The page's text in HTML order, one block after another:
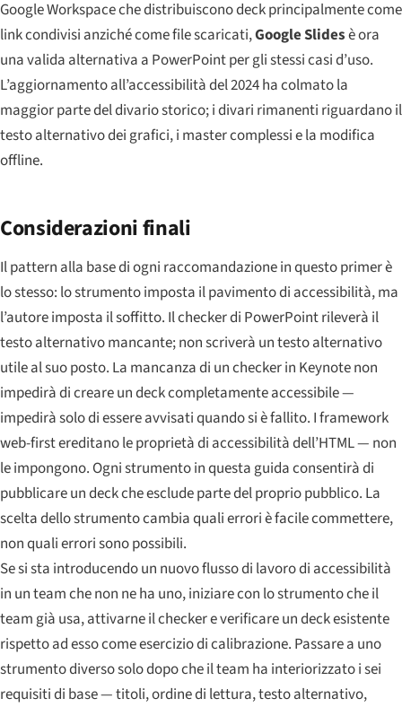
Google Workspace che distribuiscono deck principalmente come
link condivisi anziché come file scaricati,Google Slidesè ora
una valida alternativa a PowerPoint per gli stessi casi d’uso.
L’aggiornamento all’accessibilità del 2024 ha colmato la
maggior parte del divario storico; i divari rimanenti riguardano il
testo alternativo dei grafici, i master complessi e la modifica
offline.
Considerazioni finali
Il pattern alla base di ogni raccomandazione in questo primer è
lo stesso: lo strumento imposta il pavimento di accessibilità, ma
l’autore imposta il soffitto. Il checker di PowerPoint rileverà il
testo alternativo mancante; non scriverà un testo alternativo
utile al suo posto. La mancanza di un checker in Keynote non
impedirà di creare un deck completamente accessibile —
impedirà solo di essere avvisati quando si è fallito. I framework
web-first ereditano le proprietà di accessibilità dell’HTML — non
le impongono. Ogni strumento in questa guida consentirà di
pubblicare un deck che esclude parte del proprio pubblico. La
scelta dello strumento cambia quali errori è facile commettere,
non quali errori sono possibili.
Se si sta introducendo un nuovo flusso di lavoro di accessibilità
in un team che non ne ha uno, iniziare con lo strumento che il
team già usa, attivarne il checker e verificare un deck esistente
rispetto ad esso come esercizio di calibrazione. Passare a uno
strumento diverso solo dopo che il team ha interiorizzato i sei
requisiti di base — titoli, ordine di lettura, testo alternativo,